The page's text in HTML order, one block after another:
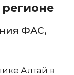
ФАС,
Алтай в